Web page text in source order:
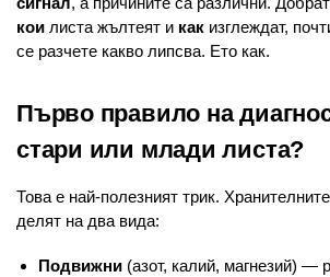
кои листа жълтеят и как изглеждат,
се разчете какво липсва. Ето как.
Първо правило на
стари или млади листа?
Това е най-полезният трик.
делят на два вида:
Подвижни (азот, калий, магнезий) —